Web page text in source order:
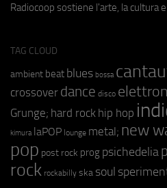
Radiocoop sostiene l'arte, la cultura
TAG CLOUD
ambient beat blues bossa
crossover dance disco
Grunge; hard rock hip hop
kimura laPOP lounge metal; new
pop post rock prog psichedelia
rock rockabilly ska soul